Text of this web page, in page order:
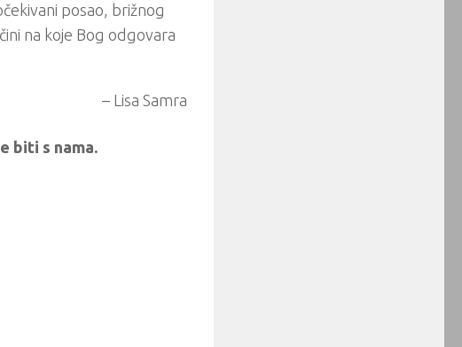
posao, brižnog
na koje Bog odgovara
– Lisa Samra
biti s nama.